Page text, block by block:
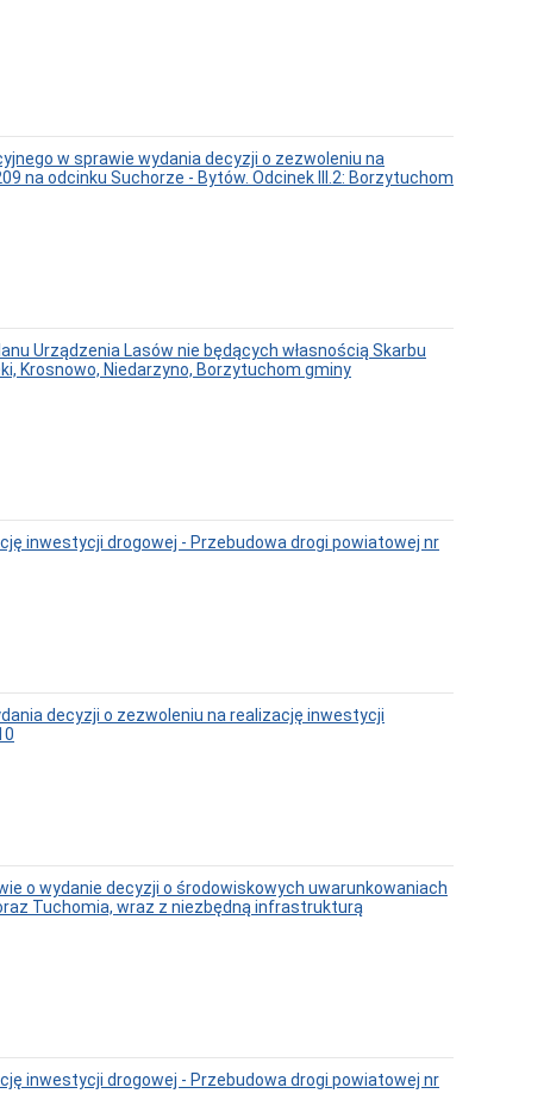
w sprawie wydania decyzji o zezwoleniu na
na odcinku Suchorze - Bytów. Odcinek III.2: Borzytuchom
Urządzenia Lasów nie będących własnością Skarbu
Krosnowo, Niedarzyno, Borzytuchom gminy
inwestycji drogowej - Przebudowa drogi powiatowej nr
decyzji o zezwoleniu na realizację inwestycji
o wydanie decyzji o środowiskowych uwarunkowaniach
Tuchomia, wraz z niezbędną infrastrukturą
inwestycji drogowej - Przebudowa drogi powiatowej nr